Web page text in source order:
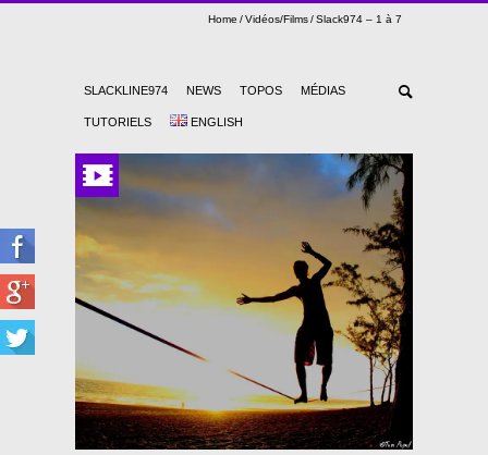
Home Vidéos/Films Slack974 – 1 à 7
SLACKLINE974 NEWS TOPOS MÉDIAS
TUTORIELS ENGLISH